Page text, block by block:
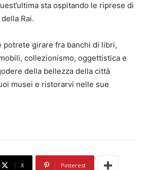
sta ospitando le riprese di
Rai.
potrete girare fra banchi di libri,
collezionismo, oggettistica e
della bellezza della città
musei e ristorarvi nelle sue
X Pinterest